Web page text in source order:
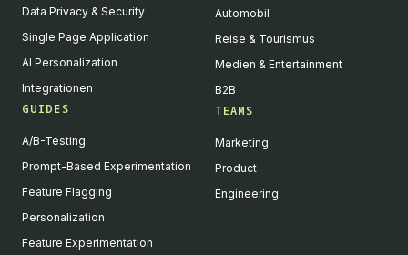
Data Privacy & Security
Single Page Application
AI Personalization
Integrationen
GUIDES
A/B-Testing
Prompt-Based Experimentation
Feature Flagging
Personalization
Feature Experimentation
Automobil
Reise & Tourismus
Medien & Entertainment
B2B
TEAMS
Marketing
Product
Engineering